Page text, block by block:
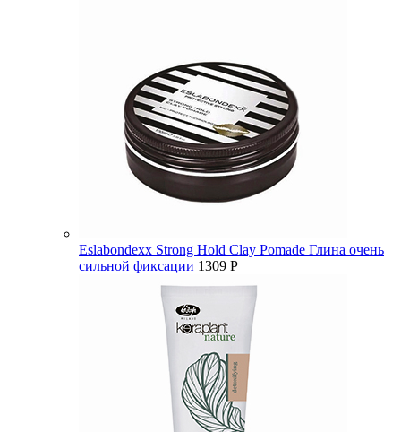
Eslabondexx Strong Hold Clay Pomade Глина очень
сильной фиксации 1309 Р